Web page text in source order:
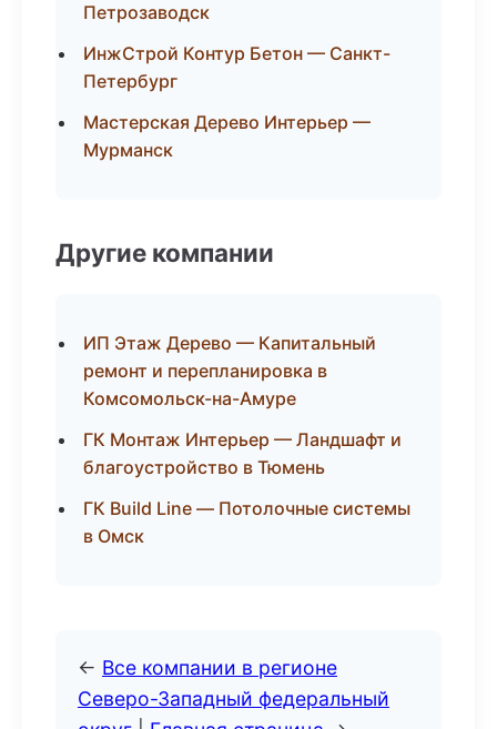
Петрозаводск
ИнжСтрой Контур Бетон — Санкт-
Петербург
Мастерская Дерево Интерьер —
Мурманск
Другие компании
ИП Этаж Дерево — Капитальный
ремонт и перепланировка в
Комсомольск-на-Амуре
ГК Монтаж Интерьер — Ландшафт и
благоустройство в Тюмень
ГК Build Line — Потолочные системы
в Омск
← Все компании в регионе
Северо-Западный федеральный